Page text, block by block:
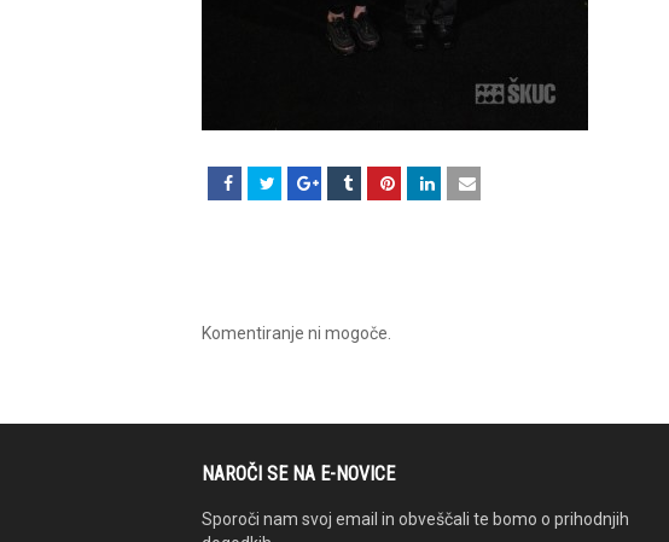
Komentiranje ni mogoče.
NAROČI SE NA E-NOVICE
Sporoči nam svoj email in obveščali te bomo o prihodnjih